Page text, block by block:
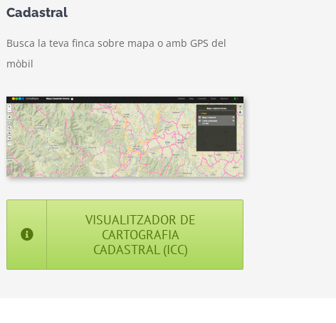
Cadastral
Busca la teva finca sobre mapa o amb GPS del
mòbil
VISUALITZADOR DE
CARTOGRAFIA
CADASTRAL (ICC)